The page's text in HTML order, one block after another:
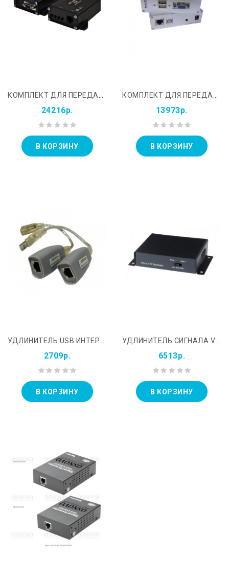
КОМПЛЕКТ ДЛЯ ПЕРЕДАЧИ VGA СИГНАЛОВ ПО ВИТОЙ ПАРЕ AVT-NANO VGA
24216р.
В КОРЗИНУ
КОМПЛЕКТ ДЛЯ ПЕРЕДАЧИ VGA, КЛАВИАТУРА, МЫШЬ OSNOVO TA-VKM/3&#43;RA-VKM/3(VER.2)
13973р.
В КОРЗИНУ
2709р.
В КОРЗИНУ
6513р.
В КОРЗИНУ